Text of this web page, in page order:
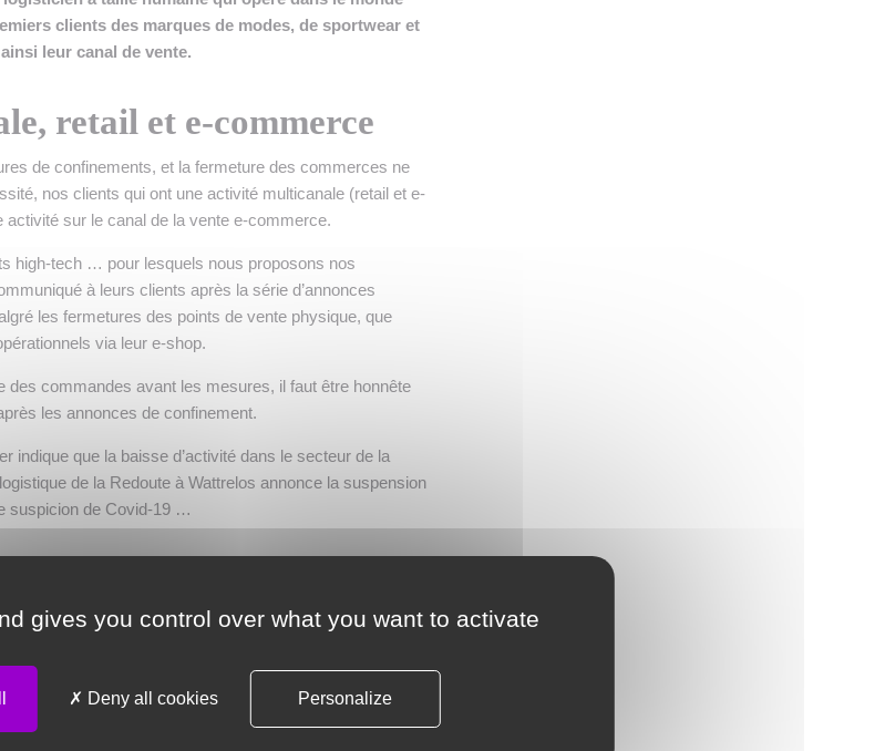
clients des marques de modes, de sportwear et
leur canal de vente.
retail et e-commerce
de confinements, et la fermeture des commerces ne
nos clients qui ont une activité multicanale (retail et e-
sur le canal de la vente e-commerce.
high-tech … pour lesquels nous proposons nos
à leurs clients après la série d’annonces
les fermetures des points de vente physique, que
via leur e-shop.
commandes avant les mesures, il faut être honnête
les annonces de confinement.
indique que la baisse d’activité dans le secteur de la
de la Redoute à Wattrelos annonce la suspension
suspicion de Covid-19 …
commerce
gives you control over what you want to activate
Deny all cookies Personalize